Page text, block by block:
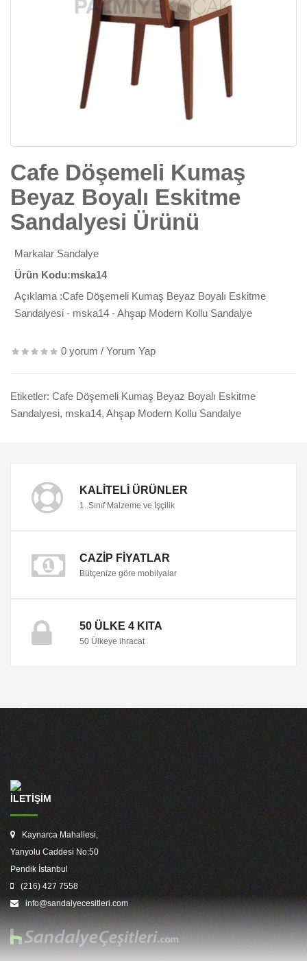
Cafe Döşemeli Kumaş
Beyaz Boyalı Eskitme
Sandalyesi Ürünü
Markalar Sandalye
Ürün Kodu:mska14
Açıklama :Cafe Döşemeli Kumaş Beyaz Boyalı Eskitme
Sandalyesi - mska14 - Ahşap Modern Kollu Sandalye
0 yorum / Yorum Yap
Etiketler: Cafe Döşemeli Kumaş Beyaz Boyalı Eskitme
Sandalyesi, mska14, Ahşap Modern Kollu Sandalye
KALITELI ÜRÜNLER
1. Sınıf Malzeme ve İşçilik
CAZIP FIYATLAR
Bütçenize göre mobilyalar
50 ÜLKE 4 KITA
50 Ülkeye ihracat
İLETİŞİM
Kaynarca Mahallesi,
Yanyolu Caddesi No:50
Pendik İstanbul
(216) 427 7558
info@sandalyecesitleri.com